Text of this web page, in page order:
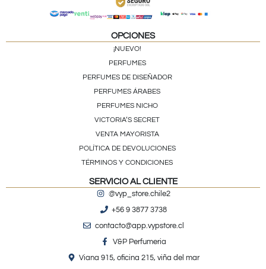
OPCIONES
¡NUEVO!
PERFUMES
PERFUMES DE DISEÑADOR
PERFUMES ÁRABES
PERFUMES NICHO
VICTORIA’S SECRET
VENTA MAYORISTA
POLÍTICA DE DEVOLUCIONES
TÉRMINOS Y CONDICIONES
SERVICIO AL CLIENTE
@vyp_store.chile2
+56 9 3877 3738
contacto@app.vypstore.cl
V&P Perfumeria
Viana 915, oficina 215, viña del mar